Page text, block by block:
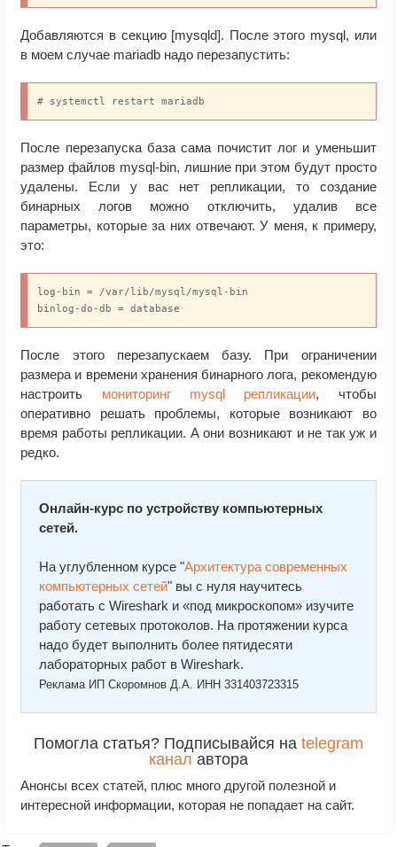
Добавляются в секцию [mysqld]. После этого mysql, или
в моем случае mariadb надо перезапустить:
# systemctl restart mariadb
После перезапуска база сама почистит лог и уменьшит
размер файлов mysql-bin, лишние при этом будут просто
удалены. Если у вас нет репликации, то создание
бинарных логов можно отключить, удалив все
параметры, которые за них отвечают. У меня, к примеру,
это:
log-bin = /var/lib/mysql/mysql-bin
binlog-do-db = database
После этого перезапускаем базу. При ограничении
размера и времени хранения бинарного лога, рекомендую
настроить мониторинг mysql репликации, чтобы
оперативно решать проблемы, которые возникают во
время работы репликации. А они возникают и не так уж и
редко.
Онлайн-курс по устройству компьютерных
сетей.
На углубленном курсе "Архитектура современных
компьютерных сетей" вы с нуля научитесь
работать с Wireshark и «под микроскопом» изучите
работу сетевых протоколов. На протяжении курса
надо будет выполнить более пятидесяти
лабораторных работ в Wireshark.
Реклама ИП Скоромнов Д.А. ИНН 331403723315
Помогла статья? Подписывайся на telegram
канал автора
Анонсы всех статей, плюс много другой полезной и
интересной информации, которая не попадает на сайт.